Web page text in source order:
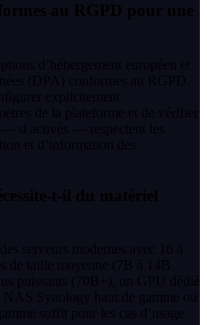
au RGPD pour une
d’hébergement européen et
(DPA) conformes au RGPD.
explicitement
de la plateforme et de vérifier
— si activés — respectent les
et d’information des
t-il du matériel
serveurs modernes avec 16 à
de taille moyenne (7B à 14B
puissants (70B+), un GPU dédié
Synology haut de gamme ou
suffit pour les cas d’usage